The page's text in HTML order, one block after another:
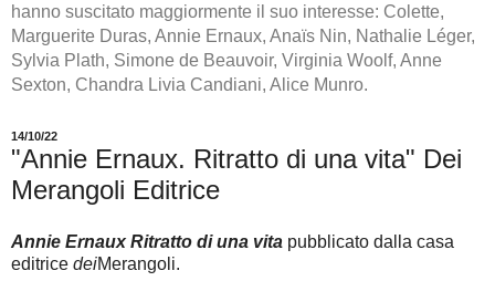
hanno suscitato maggiormente il suo interesse: Colette,
Marguerite Duras, Annie Ernaux, Anaïs Nin, Nathalie Léger,
Sylvia Plath, Simone de Beauvoir, Virginia Woolf, Anne
Sexton, Chandra Livia Candiani, Alice Munro.
14/10/22
"Annie Ernaux. Ritratto di una vita" Dei
Merangoli Editrice
Annie Ernaux Ritratto di una vita pubblicato dalla casa
editrice deiMerangoli.